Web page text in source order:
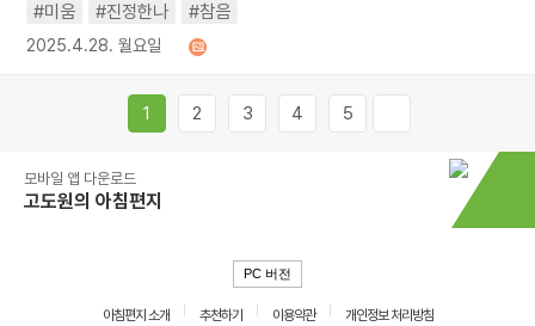
#미움
#진정한나 #참음
2025.4.28. 월요일
1 2 3 4 5
모바일 앱 다운로드
고도원의 아침편지
PC 버전
아침편지 소개 추천하기 이용약관 개인정보 처리방침